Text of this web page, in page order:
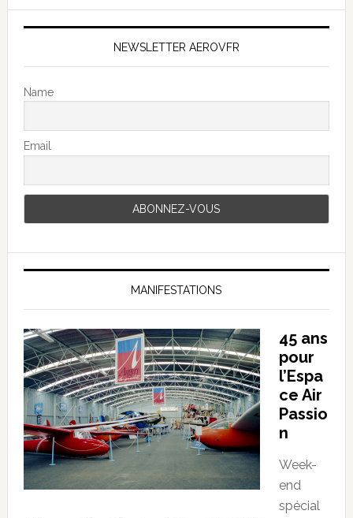
NEWSLETTER AEROVFR
Name
Email
MANIFESTATIONS
45 ans
pour
l’Espa
ce Air
Passio
n
Week-
end
spécial